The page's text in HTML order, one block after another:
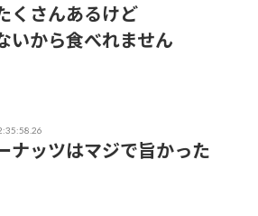
くさんあるけど
いから食べれません
ナッツはマジで旨かった